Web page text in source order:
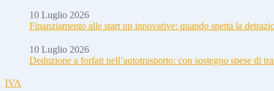
10 Luglio 2026
Finanziamento alle start up innovative: quando spetta la
10 Luglio 2026
Deduzione a forfait nell’autotrasporto: con sostegno spese di
IVA